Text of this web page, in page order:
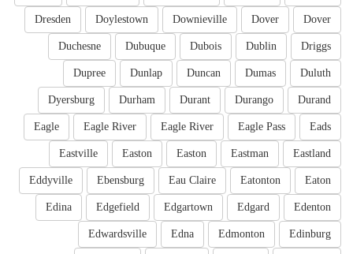
Dover
Dover
Downieville
Doylestown
Dresden
Driggs
Dublin
Dubois
Dubuque
Duchesne
Duluth
Dumas
Duncan
Dunlap
Dupree
Durand
Durango
Durant
Durham
Dyersburg
Eads
Eagle Pass
Eagle River
Eagle River
Eagle
Eastland
Eastman
Easton
Easton
Eastville
Eaton
Eatonton
Eau Claire
Ebensburg
Eddyville
Edenton
Edgard
Edgartown
Edgefield
Edina
Edinburg
Edmonton
Edna
Edwardsville